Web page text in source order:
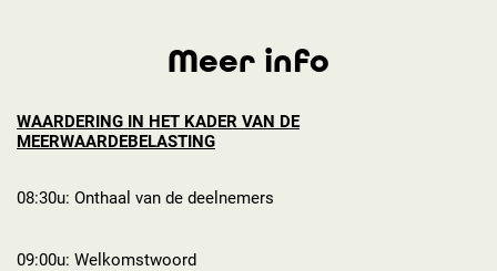
Meer info
WAARDERING IN HET KADER VAN DE
MEERWAARDEBELASTING
08:30u: Onthaal van de deelnemers
09:00u: Welkomstwoord